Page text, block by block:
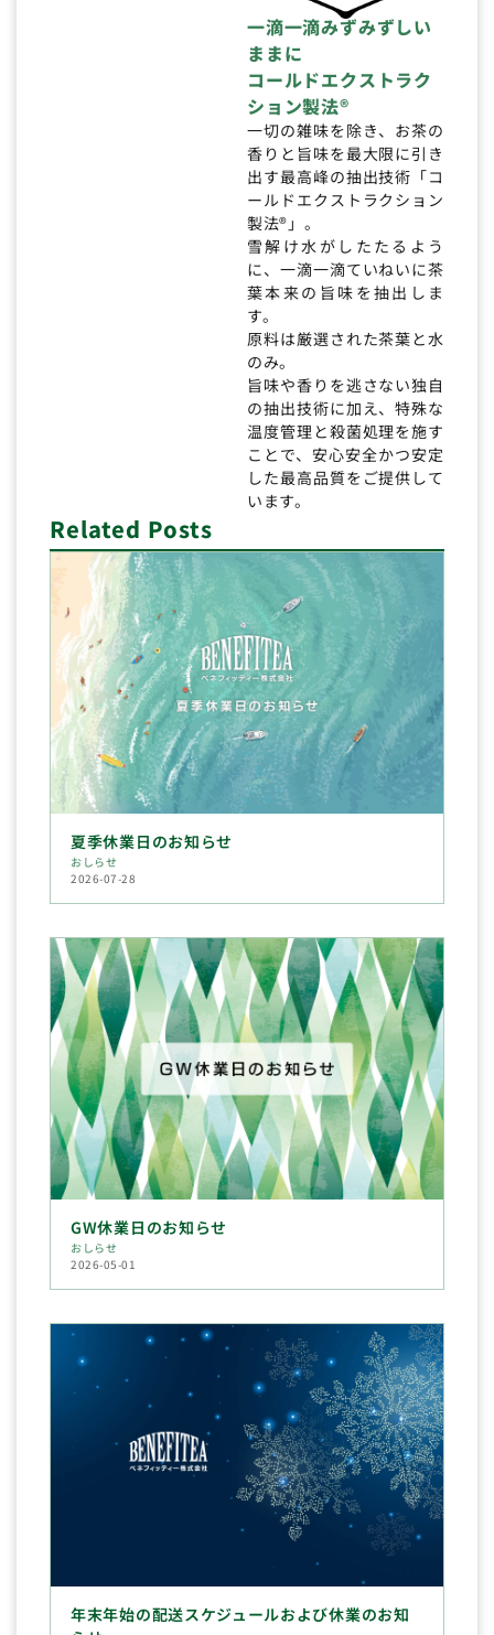
一滴一滴みずみずしい
ままに
コールドエクストラク
ション製法®
一切の雑味を除き、お茶の
香りと旨味を最大限に引き
出す最高峰の抽出技術「コ
ールドエクストラクション
製法®」。
雪解け水がしたたるよう
に、一滴一滴ていねいに茶
葉本来の旨味を抽出しま
す。
原料は厳選された茶葉と水
のみ。
旨味や香りを逃さない独自
の抽出技術に加え、特殊な
温度管理と殺菌処理を施す
ことで、安心安全かつ安定
した最高品質をご提供して
います。
Related Posts
夏季休業日のお知らせ
おしらせ
2026-07-28
GW休業日のお知らせ
おしらせ
2026-05-01
年末年始の配送スケジュールおよび休業のお知